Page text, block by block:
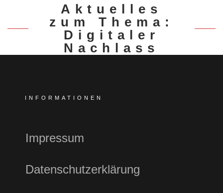
Aktuelles
zum Thema:
Digitaler
Nachlass
INFORMATIONEN
Impressum
Datenschutzerklärung